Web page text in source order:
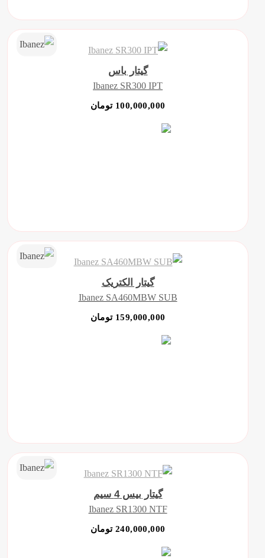
گیتار باس
Ibanez SR300 IPT
100,000,000 تومان
گیتار الکتریک
Ibanez SA460MBW SUB
159,000,000 تومان
گیتار بیس 4 سیم
Ibanez SR1300 NTF
240,000,000 تومان